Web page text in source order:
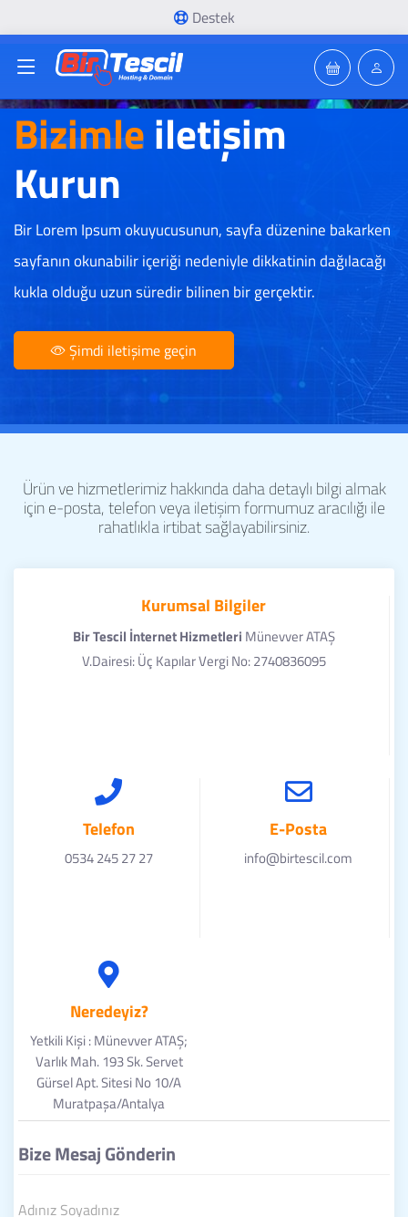
Destek
Bizimleiletişim
Kurun
Bir Lorem Ipsum okuyucusunun, sayfa düzenine bakarken
sayfanın okunabilir içeriği nedeniyle dikkatinin dağılacağı
kukla olduğu uzun süredir bilinen bir gerçektir.
Şimdi iletişime geçin
Ürün ve hizmetlerimiz hakkında daha detaylı bilgi almak
için e-posta, telefon veya iletişim formumuz aracılığı ile
rahatlıkla irtibat sağlayabilirsiniz.
Kurumsal Bilgiler
Bir Tescil İnternet Hizmetleri Münevver ATAŞ
V.Dairesi: Üç Kapılar Vergi No: 2740836095
Telefon
0534 245 27 27
E-Posta
info@birtescil.com
Neredeyiz?
Yetkili Kişi : Münevver ATAŞ;
Varlık Mah. 193 Sk. Servet
Gürsel Apt. Sitesi No 10/A
Muratpaşa/Antalya
Bize Mesaj Gönderin